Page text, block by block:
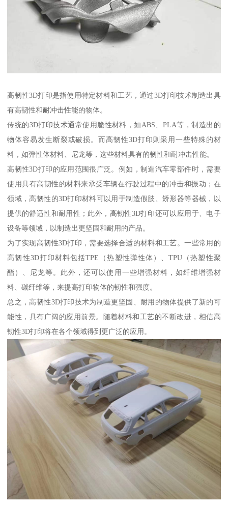
高韧性3D打印是指使用特定材料和工艺，通过3D打印技术制造出具
有高韧性和耐冲击性能的物体。
传统的3D打印技术通常使用脆性材料，如ABS、PLA等，制造出的
物体容易发生断裂或破损。而高韧性3D打印则采用一些特殊的材
料，如弹性体材料、尼龙等，这些材料具有的韧性和耐冲击性能。
高韧性3D打印的应用范围很广泛。例如，制造汽车零部件时，需要
使用具有高韧性的材料来承受车辆在行驶过程中的冲击和振动；在
领域，高韧性的3D打印材料可以用于制造假肢、矫形器等器械，以
提供的舒适性和耐用性；此外，高韧性3D打印还可以应用于、电子
设备等领域，以制造出更坚固和耐用的产品。
为了实现高韧性3D打印，需要选择合适的材料和工艺。一些常用的
高韧性3D打印材料包括TPE（热塑性弹性体）、TPU（热塑性聚
酯）、尼龙等。此外，还可以使用一些增强材料，如纤维增强材
料、碳纤维等，来提高打印物体的韧性和强度。
总之，高韧性3D打印技术为制造更坚固、耐用的物体提供了新的可
能性，具有广阔的应用前景。随着材料和工艺的不断改进，相信高
韧性3D打印将在各个领域得到更广泛的应用。